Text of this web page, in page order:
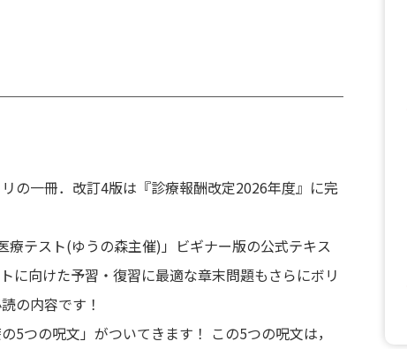
の一冊．改訂4版は『診療報酬改定2026年度』に完
テスト(ゆうの森主催)」ビギナー版の公式テキス
に向けた予習・復習に最適な章末問題もさらにボリ
の内容です！
つの呪文」がついてきます！ この5つの呪文は，